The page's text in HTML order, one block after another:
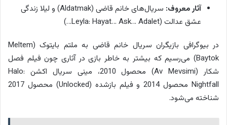
آثار معروف:
سریال‌های خانم قاضی (Aldatmak) و لیلا زندگی
عشق عدالت (Leyla: Hayat… Ask… Adalet…)
در بیوگرافی بازیگران سریال خانم قاضی به ملتم بایتوک (Meltem
Baytok) می‌رسیم که بیشتر به خاطر بازی در آثاری چون فیلم فصل
شکار (Av Mevsimi) محصول 2010، مینی سریال اکشن Halo:
Nightfall محصول 2014 و فیلم بازشده (Unlocked) محصول 2017
شناخته می‌شود.